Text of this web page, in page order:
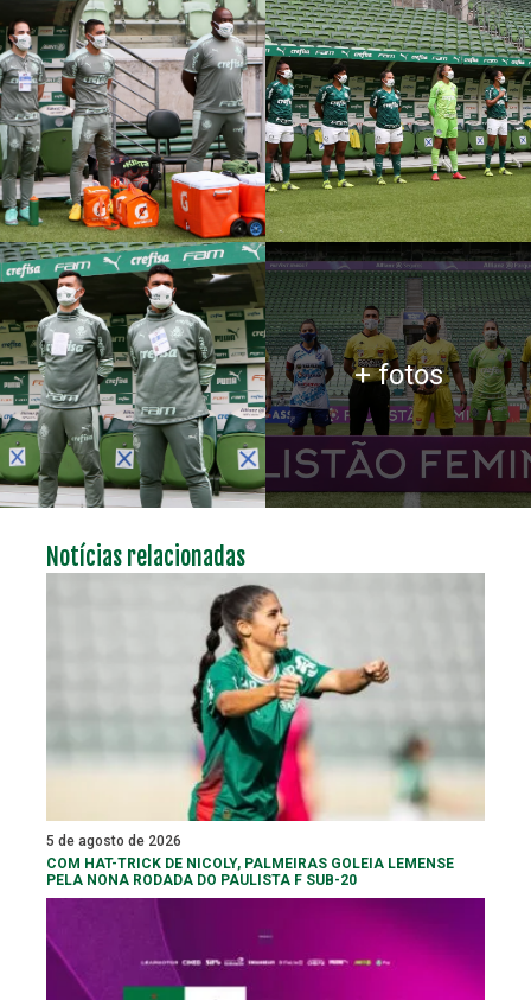
+ fotos
Notícias relacionadas
5 de agosto de 2026
COM HAT-TRICK DE NICOLY, PALMEIRAS GOLEIA LEMENSE
PELA NONA RODADA DO PAULISTA F SUB-20